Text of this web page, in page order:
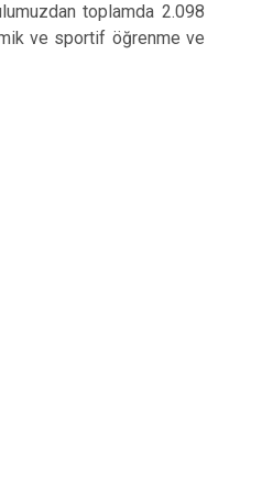
Ilgın
toplamda 2.098
ve sportif öğrenme ve